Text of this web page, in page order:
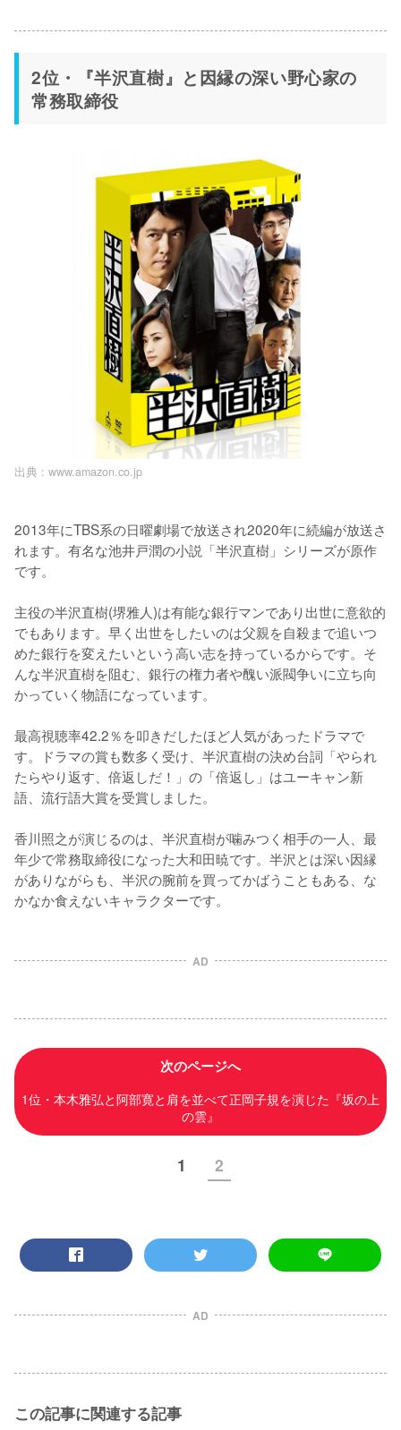
2位・『半沢直樹』と因縁の深い野心家の
常務取締役
出典 : www.amazon.co.jp
2013年にTBS系の日曜劇場で放送され2020年に続編が放送さ
れます。有名な池井戸潤の小説「半沢直樹」シリーズが原作
です。
主役の半沢直樹(堺雅人)は有能な銀行マンであり出世に意欲的
でもあります。早く出世をしたいのは父親を自殺まで追いつ
めた銀行を変えたいという高い志を持っているからです。そ
んな半沢直樹を阻む、銀行の権力者や醜い派閥争いに立ち向
かっていく物語になっています。
最高視聴率42.2％を叩きだしたほど人気があったドラマで
す。ドラマの賞も数多く受け、半沢直樹の決め台詞「やられ
たらやり返す、倍返しだ！」の「倍返し」はユーキャン新
語、流行語大賞を受賞しました。
香川照之が演じるのは、半沢直樹が噛みつく相手の一人、最
年少で常務取締役になった大和田暁です。半沢とは深い因縁
がありながらも、半沢の腕前を買ってかばうこともある、な
かなか食えないキャラクターです。
AD
次のページへ
1位・本木雅弘と阿部寛と肩を並べて正岡子規を演じた『坂の上
の雲』
1 2
AD
この記事に関連する記事